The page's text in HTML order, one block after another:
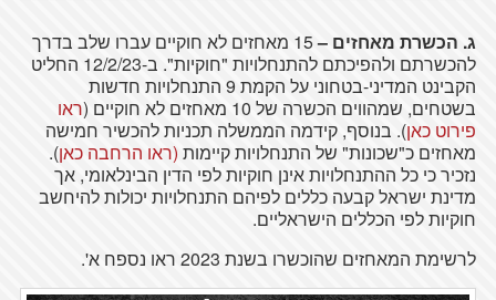
ג. הכשרת מאחזים –
15 מאחזים לא חוקיים עברו שלב בדרך
להכשרתם ולהפיכתם להתנחלויות "חוקיות". ב-12/2/23 החליט
הקבינט המדיני-בטחוני על הקמת 9 התנחלויות חדשות
בשטחים, שמהווים הכשרה של 10 מאחזים לא חוקיים (
ראו
פירוט כאן). בנוסף, קידמה הממשלה תכניות להכשיר חמישה
מאחזים כ"שכונות" של התנחלויות קיימות (ראו הרחבה כאן).
נזכיר כי כל ההתנחלויות אינן חוקיות לפי הדין הבינלאומי, אך
מדינת ישראל קבעה כללים לפיהם התנחלויות יכולות להיחשב
חוקיות לפי הכללים הישראליים.
לרשימת המאחזים שהוכשרו בשנת 2023 ראו נספח א'.